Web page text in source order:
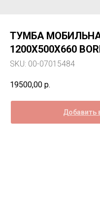
ТУМБА
1200Х500Х660
SKU: 00-07015484
19500,00 р.
Добавить